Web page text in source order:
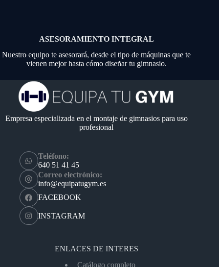
ASESORAMIENTO INTEGRAL
Nuestro equipo te asesorará, desde el tipo de máquinas que te
vienen mejor hasta cómo diseñar tu gimnasio.
Empresa especializada en el montaje de gimnasios para uso
profesional
Teléfono:
640 51 41 45
Correo electrónico:
info@equipatugym.es
FACEBOOK
INSTAGRAM
ENLACES DE INTERES
Catálogo completo